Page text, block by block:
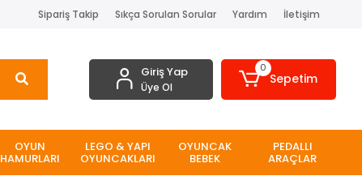
Sipariş Takip Sıkça Sorulan Sorular Yardım İletişim
Giriş Yap
Üye Ol
0
Sepetim
OYUN
HAMURLARI
LEGO & YAPI
OYUNCAKLARI
OYUNCAK
BEBEK
PEDALLI
ARAÇLAR